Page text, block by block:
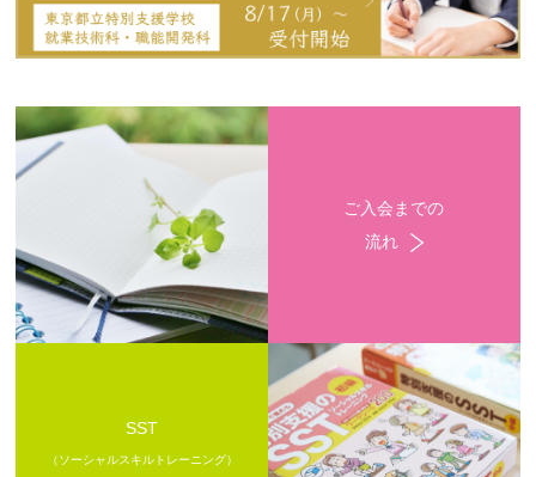
ご入会までの
流れ
SST
（ソーシャルスキルトレーニング）